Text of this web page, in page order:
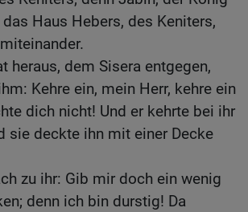
Haus Hebers, des Keniters,
heraus, dem Sisera entgegen,
Kehre ein, mein Herr, kehre ein
dich nicht! Und er kehrte bei ihr
sie deckte ihn mit einer Decke
zu ihr: Gib mir doch ein wenig
denn ich bin durstig! Da